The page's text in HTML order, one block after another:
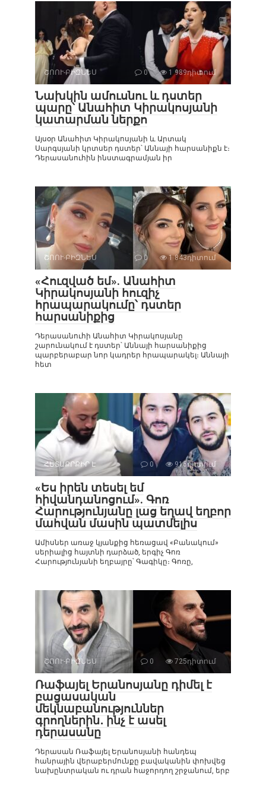
ՇՈՈՒ-ԲԻԶՆԵՍ 0 1 989դիտում
Նախկին ամուսնու և դստեր
պարը՝ Անահիտ Կիրակոսյանի
կատարման ներքո
Այսօր Անահիտ Կիրակոսյանի և Արտակ
Սարգսյանի կրտսեր դստեր՝ Աննայի հարսանիքն է։
Դերասանուհին ինստագրամյան իր
ՇՈՈՒ-ԲԻԶՆԵՍ 0 1 843դիտում
«Հուզված եմ». Անահիտ
Կիրակոսյանի հուզիչ
հրապարակումը՝ դստեր
հարսանիքից
Դերասանուհի Անահիտ Կիրակոսյանը
շարունակում է դստեր՝ Աննայի հարսանիքից
պարբերաբար նոր կադրեր հրապարակել։ Աննայի
հետ
ՀԵՏԱՔՐՔԻՐ Է 0 916դիտում
«Ես իրեն տեսել եմ
հիվանդանոցում». Գոռ
Հարությունյանը լաց եղավ եղբոր
մահվան մասին պատմելիս
Ամիսներ առաջ կյանքից հեռացավ «Բանակում»
սերիալից հայտնի դարձած, երգիչ Գոռ
Հարությունյանի եղբայրը՝ Գագիկը։ Գոռը,
ՇՈՈՒ-ԲԻԶՆԵՍ 0 725դիտում
Ռաֆայել Երանոսյանը դիմել է
բացասական
մեկնաբանություններ
գրողներին․ ինչ է ասել
դերասանը
Դերասան Ռաֆայել Երանոսյանի հանդեպ
հանրային վերաբերմունքը բավականին փոխվեց
նախընտրական ու դրան հաջորդող շրջանում, երբ